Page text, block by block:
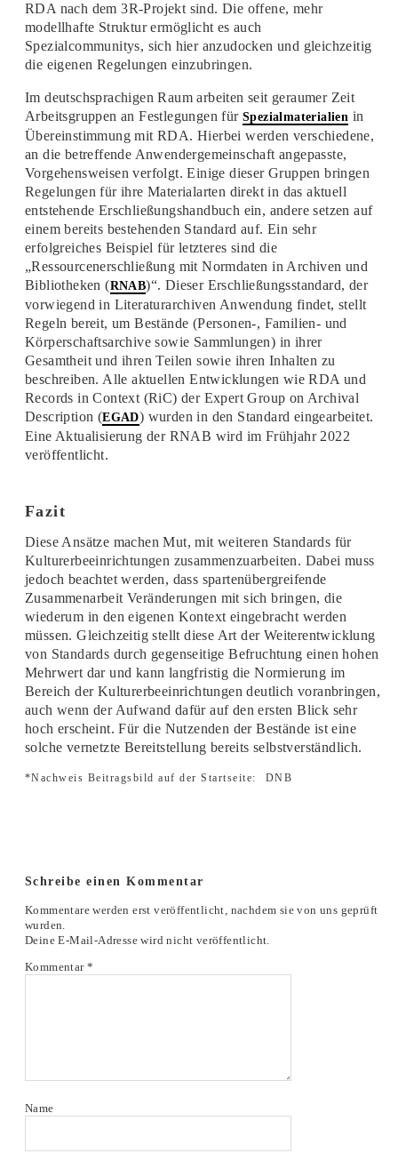
RDA nach dem 3R-Projekt sind. Die offene, mehr
modellhafte Struktur ermöglicht es auch
Spezialcommunitys, sich hier anzudocken und gleichzeitig
die eigenen Regelungen einzubringen.
Im deutschsprachigen Raum arbeiten seit geraumer Zeit
Arbeitsgruppen an Festlegungen für Spezialmaterialien in
Übereinstimmung mit RDA. Hierbei werden verschiedene,
an die betreffende Anwendergemeinschaft angepasste,
Vorgehensweisen verfolgt. Einige dieser Gruppen bringen
Regelungen für ihre Materialarten direkt in das aktuell
entstehende Erschließungshandbuch ein, andere setzen auf
einem bereits bestehenden Standard auf. Ein sehr
erfolgreiches Beispiel für letzteres sind die
„Ressourcenerschließung mit Normdaten in Archiven und
Bibliotheken (RNAB)“. Dieser Erschließungsstandard, der
vorwiegend in Literaturarchiven Anwendung findet, stellt
Regeln bereit, um Bestände (Personen-, Familien- und
Körperschaftsarchive sowie Sammlungen) in ihrer
Gesamtheit und ihren Teilen sowie ihren Inhalten zu
beschreiben. Alle aktuellen Entwicklungen wie RDA und
Records in Context (RiC) der Expert Group on Archival
Description (EGAD) wurden in den Standard eingearbeitet.
Eine Aktualisierung der RNAB wird im Frühjahr 2022
veröffentlicht.
Fazit
Diese Ansätze machen Mut, mit weiteren Standards für
Kulturerbeeinrichtungen zusammenzuarbeiten. Dabei muss
jedoch beachtet werden, dass spartenübergreifende
Zusammenarbeit Veränderungen mit sich bringen, die
wiederum in den eigenen Kontext eingebracht werden
müssen. Gleichzeitig stellt diese Art der Weiterentwicklung
von Standards durch gegenseitige Befruchtung einen hohen
Mehrwert dar und kann langfristig die Normierung im
Bereich der Kulturerbeeinrichtungen deutlich voranbringen,
auch wenn der Aufwand dafür auf den ersten Blick sehr
hoch erscheint. Für die Nutzenden der Bestände ist eine
solche vernetzte Bereitstellung bereits selbstverständlich.
*Nachweis Beitragsbild auf der Startseite: DNB
Schreibe einen Kommentar
Kommentare werden erst veröffentlicht, nachdem sie von uns geprüft
wurden.
Deine E-Mail-Adresse wird nicht veröffentlicht.
Kommentar *
Name